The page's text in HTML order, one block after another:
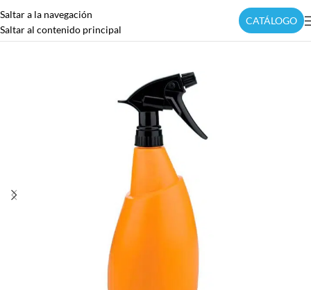
Saltar a la navegación
Saltar al contenido principal
CATÁLOGO